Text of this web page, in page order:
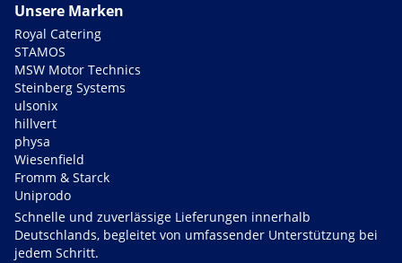
Unsere Marken
Royal Catering
STAMOS
MSW Motor Technics
Steinberg Systems
ulsonix
hillvert
physa
Wiesenfield
Fromm & Starck
Uniprodo
Schnelle und zuverlässige Lieferungen innerhalb
Deutschlands, begleitet von umfassender Unterstützung bei
jedem Schritt.